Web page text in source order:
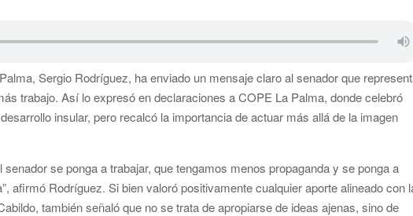
Sergio Rodríguez, ha enviado un mensaje claro al senador que
trabajo. Así lo expresó en declaraciones a COPE La Palma, donde celebró
insular, pero recalcó la importancia de actuar más allá de la imagen
se ponga a trabajar, que tengamos menos propaganda y se ponga a
afirmó Rodríguez. Si bien valoró positivamente cualquier aporte alineado con
también señaló que no se trata de apropiarse de ideas ajenas, sino de